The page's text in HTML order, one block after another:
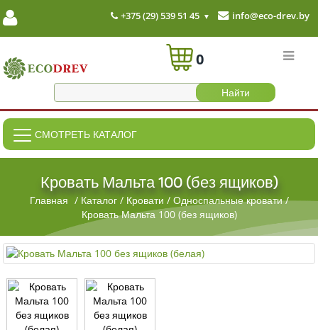
+375 (29) 539 51 45 info@eco-drev.by
0
СМОТРЕТЬ КАТАЛОГ
Кровать Мальта 100 (без ящиков)
Главная / Каталог/ Кровати / Односпальные кровати/
Кровать Мальта 100 (без ящиков)